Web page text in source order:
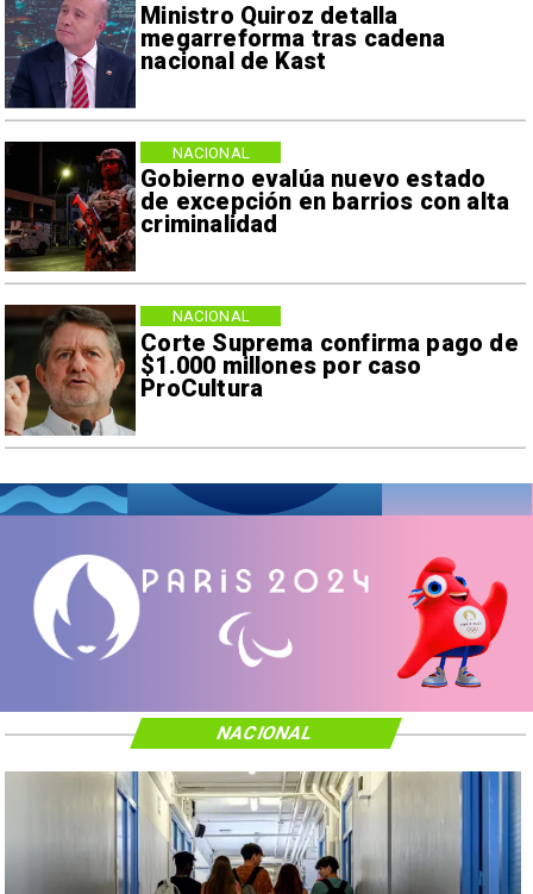
Ministro Quiroz detalla
megarreforma tras cadena
nacional de Kast
Gobierno evalúa nuevo estado
de excepción en barrios con alta
criminalidad
NACIONAL
Corte Suprema confirma pago de
$1.000 millones por caso
ProCultura
NACIONAL
NACIONAL